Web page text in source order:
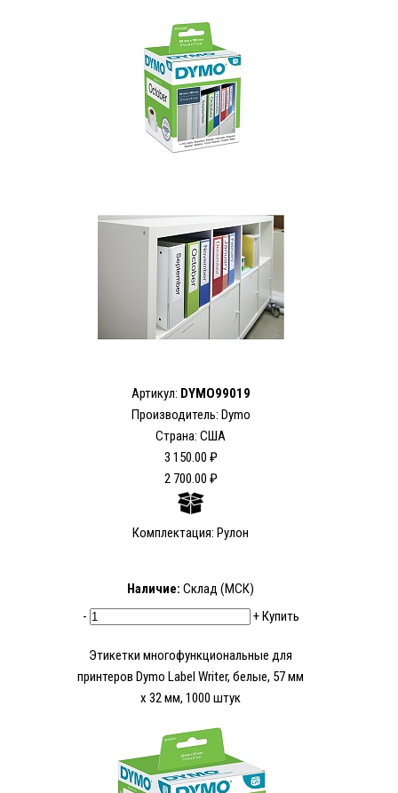
Артикул: DYMO99019
Производитель: Dymo
Страна: США
3 150.00 ₽
2 700.00 ₽
Комплектация: Рулон
Наличие: Склад (МСК)
-
+Купить
Этикетки многофункциональные для
принтеров Dymo Label Writer, белые, 57 мм
x 32 мм, 1000 штук